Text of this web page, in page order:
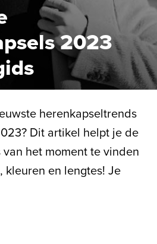
2023
herenkapseltrends
Dit artikel helpt je de
het moment te vinden
kleuren en lengtes! Je